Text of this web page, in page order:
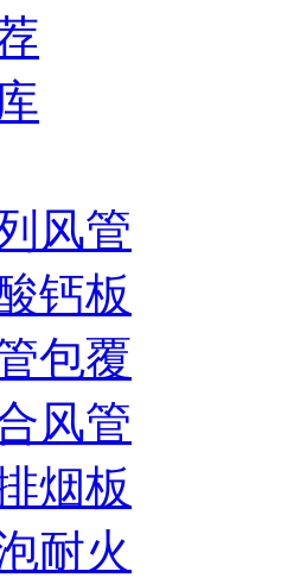
风管
钙板
包覆
风管
烟板
耐火